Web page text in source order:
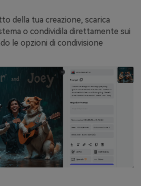
della tua creazione, scarica
o condividila direttamente sui
le opzioni di condivisione